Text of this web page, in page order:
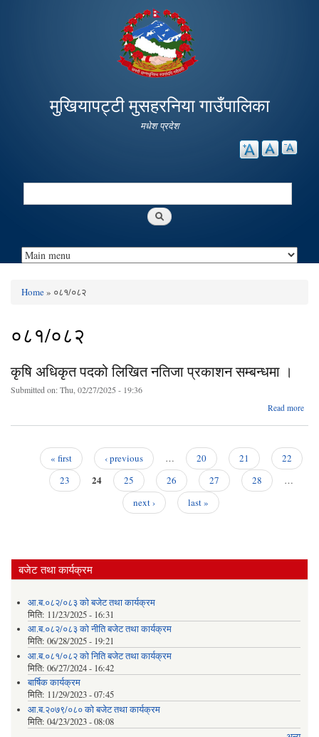
main
content
मुखियापट्टी मुसहरनिया गाउँपालिका
मधेश प्रदेश
Search
Home» ०८१/०८२
०८१/०८२
कृषि अधिकृत पदको लिखित नतिजा प्रकाशन सम्बन्धमा ।
Submitted on:Thu, 02/27/2025 - 19:36
Read more
« first ‹ previous … 20 21
22
23
24 25 26 27 28
…
next ›
last »
बजेट तथा कार्यक्रम
आ.ब.०८२/०८३ को बजेट तथा कार्यक्रम
मिति: 11/23/2025 - 16:31
आ.ब.०८२/०८३ को नीति बजेट तथा कार्यक्रम
मिति: 06/28/2025 - 19:21
आ.ब.०८१/०८२ को निति बजेट तथा कार्यक्रम
मिति: 06/27/2024 - 16:42
बार्षिक कार्यक्रम
मिति: 11/29/2023 - 07:45
आ.ब.२०७९/०८० को बजेट तथा कार्यक्रम
मिति: 04/23/2023 - 08:08